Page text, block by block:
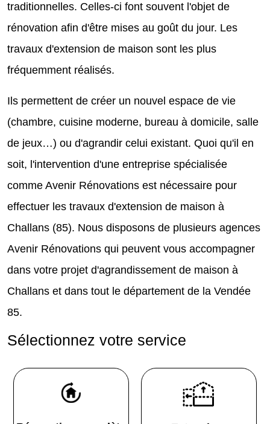
traditionnelles. Celles-ci font souvent l'objet de
rénovation afin d'être mises au goût du jour. Les
travaux d'extension de maison sont les plus
fréquemment réalisés.
Ils permettent de créer un nouvel espace de vie
(chambre, cuisine moderne, bureau à domicile, salle
de jeux…) ou d'agrandir celui existant. Quoi qu'il en
soit, l'intervention d'une entreprise spécialisée
comme Avenir Rénovations est nécessaire pour
effectuer les travaux d'extension de maison à
Challans (85). Nous disposons de plusieurs agences
Avenir Rénovations qui peuvent vous accompagner
dans votre projet d'agrandissement de maison à
Challans et dans tout le département de la Vendée
85.
Sélectionnez votre service